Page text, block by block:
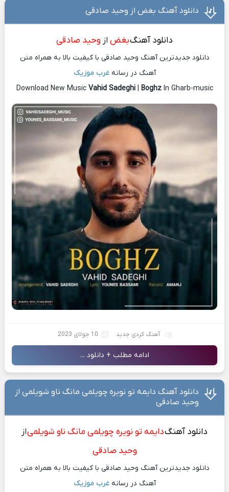
دانلود آهنگ بغض از وحید صادقی
دانلود آهنگبغض از وحید صادقی
دانلود جدیدترین آهنگ وحید صادقی با کیفیت بالا به همراه متن
آهنگ در رسانهغرب موزیک
Download New Music Vahid Sadeghi| BoghzIn Gharb-music
آهنگ کردی جدید 10 جولای 2023
ادامه مطلب + دانلود ...
دانلود آهنگ دایمه تو نویره چویلمی مانگ ناو شویلمی از
وحید صادقی
دانلود آهنگدایمه تو نویره چویلمی مانگ ناو شویلمیاز
وحید صادقی
دانلود جدیدترین آهنگ وحید صادقی با کیفیت بالا به همراه متن
آهنگ در رسانهغرب موزیک